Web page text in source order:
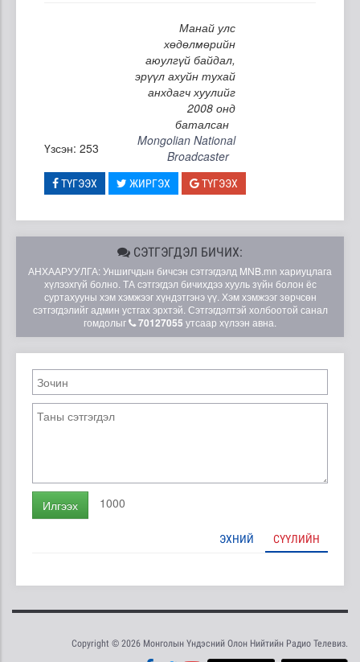
Манай улс
хөдөлмөрийн
аюулгүй байдал,
эрүүл ахуйн тухай
анхдагч хуулийг
2008 онд
баталсан
Үзсэн: 253
Mongolian National
Broadcaster
ТҮГЭЭХ ЖИРГЭХ ТҮГЭЭХ
СЭТГЭГДЭЛ БИЧИХ:
АНХААРУУЛГА: Уншигчдын бичсэн сэтгэгдэлд MNB.mn хариуцлага
хүлээхгүй болно. ТА сэтгэгдэл бичихдээ хууль зүйн болон ёс
суртахууны хэм хэмжээг хүндэтгэнэ үү. Хэм хэмжээг зөрчсөн
сэтгэгдэлийг админ устгах эрхтэй. Сэтгэгдэлтэй холбоотой санал
гомдолыг
70127055 утсаар хүлээн авна.
Илгээх 1000
ЭХНИЙ СҮҮЛИЙН
Copyright © 2026 Монголын Үндэсний Олон Нийтийн Радио Телевиз.